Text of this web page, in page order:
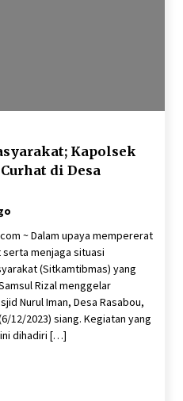
Kapolsek
Curhat di Desa
~ Dalam upaya mempererat
menjaga situasi
(Sitkamtibmas) yang
Rizal menggelar
Nurul Iman, Desa Rasabou,
12/2023) siang. Kegiatan yang
ini dihadiri […]